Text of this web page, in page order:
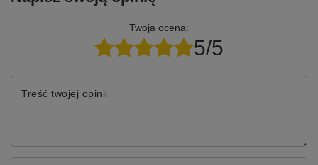
Twoja ocena:
5/5
Treść twojej opinii